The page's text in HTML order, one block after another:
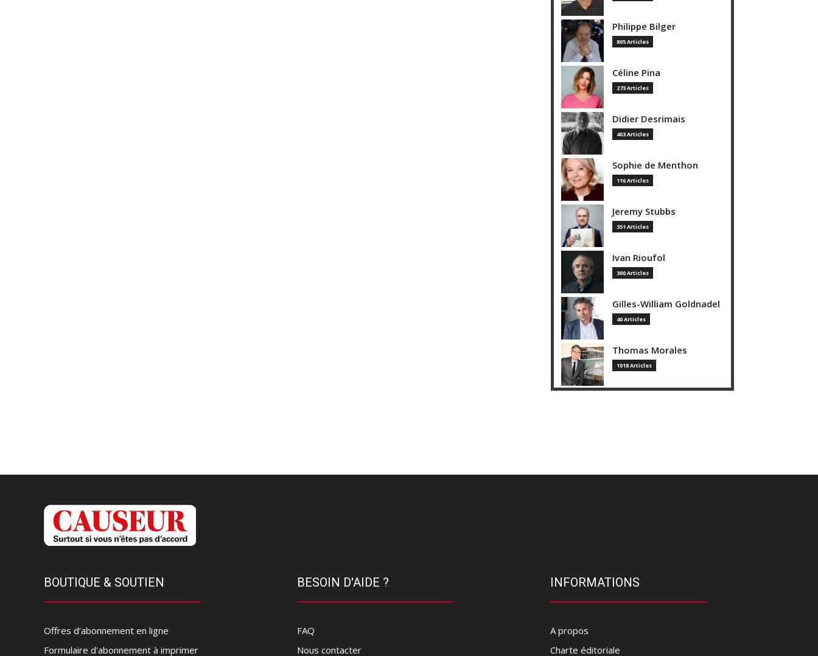
Philippe Bilger
805 Articles
Céline Pina
273 Articles
Didier Desrimais
403 Articles
Sophie de Menthon
116 Articles
Jeremy Stubbs
351 Articles
Ivan Rioufol
300 Articles
Gilles-William Goldnadel
40 Articles
Thomas Morales
1018 Articles
BOUTIQUE & SOUTIEN
Offres d’abonnement en ligne
Formulaire d'abonnement à imprimer
BESOIN D'AIDE ?
FAQ
Nous contacter
INFORMATIONS
A propos
Charte éditoriale